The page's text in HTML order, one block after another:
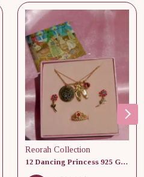
Reorah Collection
12 Dancing Princess 925 Gümüş/ Kolye, Küpe ve Yüzük Set